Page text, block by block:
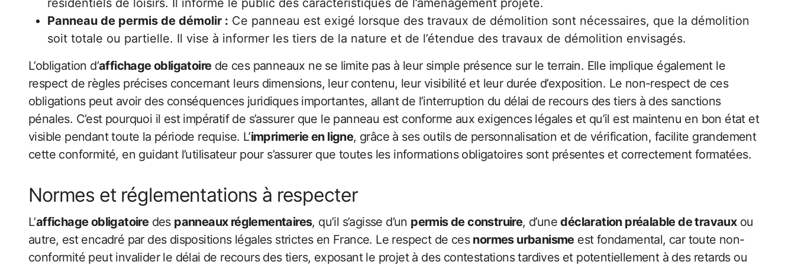
résidentiels de loisirs. Il informe le public des caractéristiques de l’aménagement projeté.
Panneau de permis de démolir : Ce panneau est exigé lorsque des travaux de démolition sont nécessaires, que la démolition
soit totale ou partielle. Il vise à informer les tiers de la nature et de l’étendue des travaux de démolition envisagés.
L’obligation d’affichage obligatoirede ces panneaux ne se limite pas à leur simple présence sur le terrain. Elle implique également le
respect de règles précises concernant leurs dimensions, leur contenu, leur visibilité et leur durée d’exposition. Le non-respect de ces
obligations peut avoir des conséquences juridiques importantes, allant de l’interruption du délai de recours des tiers à des sanctions
pénales. C’est pourquoi il est impératif de s’assurer que le panneau est conforme aux exigences légales et qu’il est maintenu en bon état et
visible pendant toute la période requise. L’imprimerie en ligne, grâce à ses outils de personnalisation et de vérification, facilite grandement
cette conformité, en guidant l’utilisateur pour s’assurer que toutes les informations obligatoires sont présentes et correctement formatées.
Normes et réglementations à respecter
L’affichage obligatoiredes panneaux réglementaires, qu’il s’agisse d’un permis de construire, d’unedéclaration préalable de travauxou
autre, est encadré par des dispositions légales strictes en France. Le respect de ces normes urbanismeest fondamental, car toute non-
conformité peut invalider le délai de recours des tiers, exposant le projet à des contestations tardives et potentiellement à des retards ou